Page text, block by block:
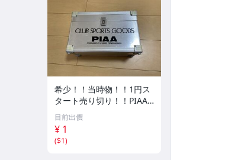
希少！！当時物！！1円ス
タート売り切り！！PIAA
CLUB SPORTS GOODS ア
ルミケース 収納
目前出價
¥ 1
($1)